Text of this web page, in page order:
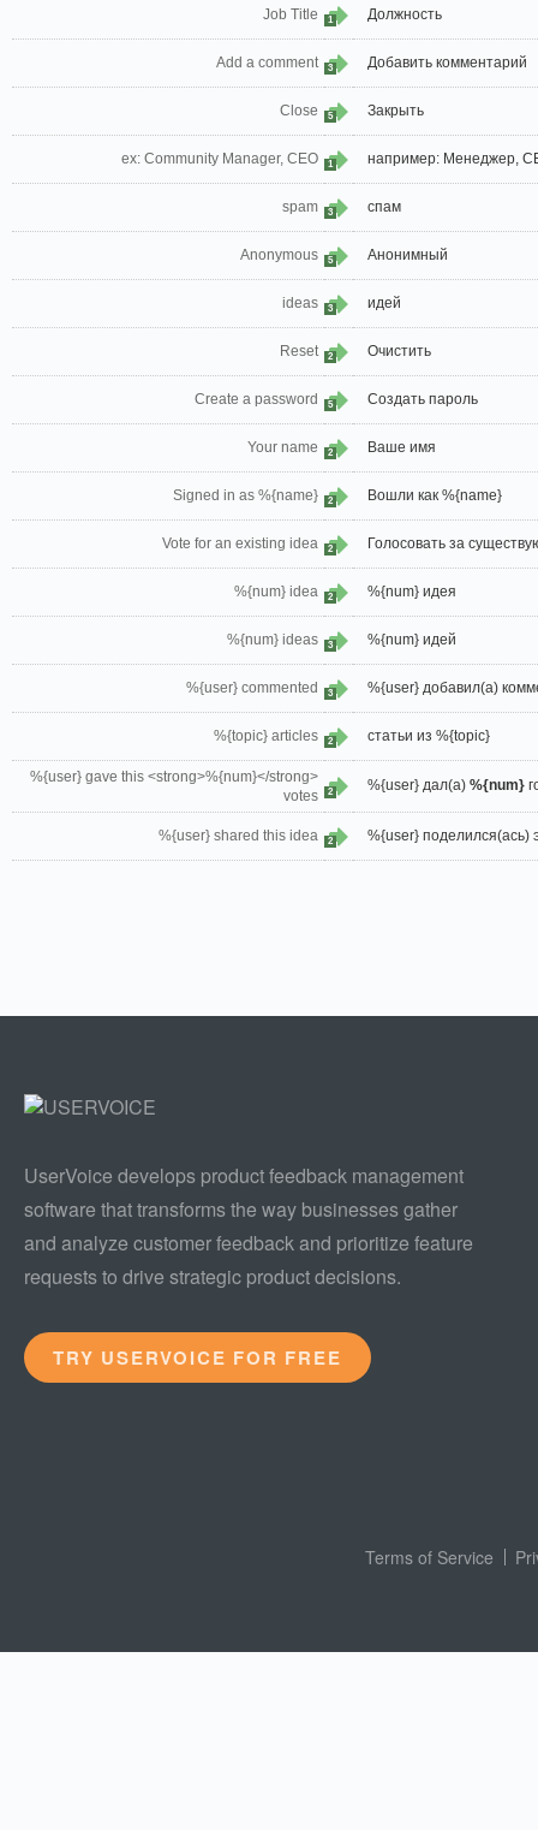
Job Title 1 Должность
Add a comment 3 Добавить комментарий
Close 5 Закрыть
ex: Community Manager, CEO 1 например: Менеджер,
spam 3 спам
Anonymous 5 Анонимный
ideas 3 идей
Reset 2 Очистить
Create a password 5 Создать пароль
Your name 2 Ваше имя
Signed in as %{name} 2 Вошли как %{name}
Vote for an existing idea 2 Голосовать за
%{num} idea 2 %{num} идея
%{num} ideas 3 %{num} идей
%{user} commented 3 %{user} добавил(а)
%{topic} articles 2 статьи из %{topic}
%{user} gave this <strong>%{num}</strong>
votes
2 %{user} дал(а) %{num}
%{user} shared this idea 2 %{user} поделился(ась)
UserVoice develops product feedback management
software that transforms the way businesses gather
and analyze customer feedback and prioritize feature
requests to drive strategic product decisions.
TRY USERVOICE FOR FREE
Terms of Service